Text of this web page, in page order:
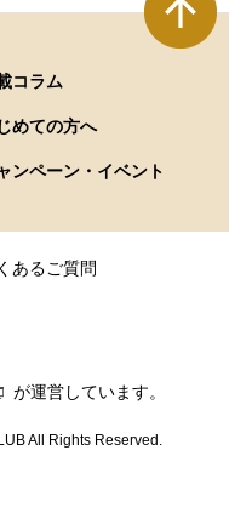
コラム
めての方へ
ンペーン・イベント
あるご質問
のウィンドウで開きます。
が運営しています。
All Rights Reserved.